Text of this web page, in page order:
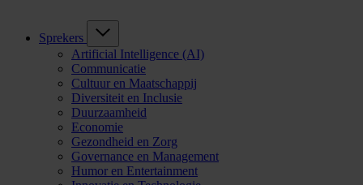
Sprekers
Artificial Intelligence (AI)
Communicatie
Cultuur en Maatschappij
Diversiteit en Inclusie
Duurzaamheid
Economie
Gezondheid en Zorg
Governance en Management
Humor en Entertainment